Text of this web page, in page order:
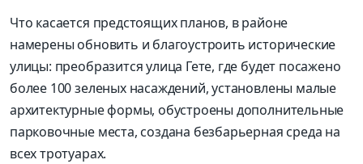
Что касается предстоящих планов, в районе
намерены обновить и благоустроить исторические
улицы: преобразится улица Гете, где будет посажено
более 100 зеленых насаждений, установлены малые
архитектурные формы, обустроены дополнительные
парковочные места, создана безбарьерная среда на
всех тротуарах.